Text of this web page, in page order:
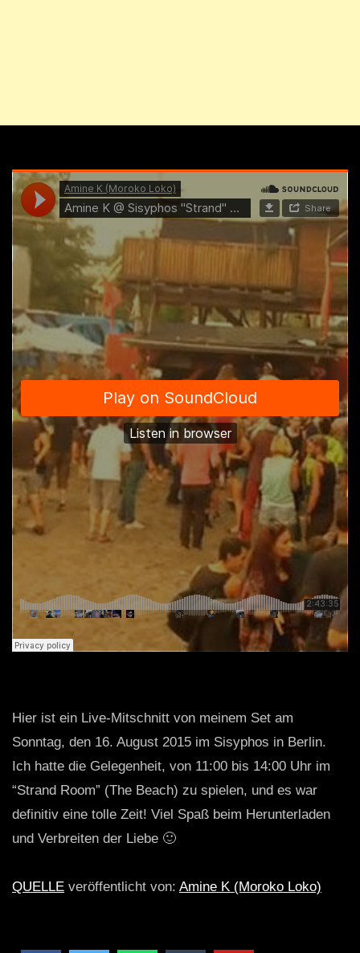
Hier ist ein Live-Mitschnitt von meinem Set am
Sonntag, den 16. August 2015 im Sisyphos in Berlin.
Ich hatte die Gelegenheit, von 11:00 bis 14:00 Uhr im
“Strand Room” (The Beach) zu spielen, und es war
definitiv eine tolle Zeit! Viel Spaß beim Herunterladen
und Verbreiten der Liebe 🙂
QUELLE veröffentlicht von: Amine K (Moroko Loko)